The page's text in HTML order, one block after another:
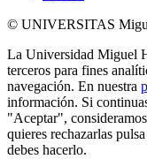
© UNIVERSITAS
La Universidad Miguel
terceros para fines
navegación. En nuestra
información. Si
"Aceptar",
quieres rechazarlas
debes hacerlo.